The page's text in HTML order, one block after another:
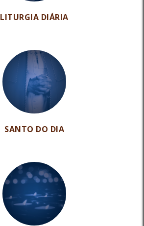
LITURGIA DIÁRIA
SANTO DO DIA